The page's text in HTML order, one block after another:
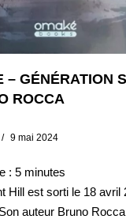
– GÉNÉRATION
ROCCA
9 mai 2024
: 5 minutes
Hill est sorti le 18 avril
auteur Bruno